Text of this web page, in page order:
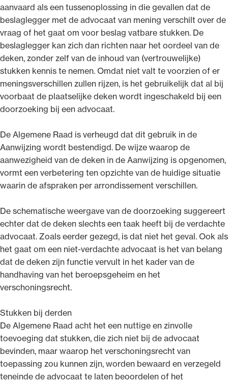
aanvaard als een tussenoplossing in die gevallen dat de
beslaglegger met de advocaat van mening verschilt over de
vraag of het gaat om voor beslag vatbare stukken. De
beslaglegger kan zich dan richten naar het oordeel van de
deken, zonder zelf van de inhoud van (vertrouwelijke)
stukken kennis te nemen. Omdat niet valt te voorzien of er
meningsverschillen zullen rijzen, is het gebruikelijk dat al bij
voorbaat de plaatselijke deken wordt ingeschakeld bij een
doorzoeking bij een advocaat.
De Algemene Raad is verheugd dat dit gebruik in de
Aanwijzing wordt bestendigd. De wijze waarop de
aanwezigheid van de deken in de Aanwijzing is opgenomen,
vormt een verbetering ten opzichte van de huidige situatie
waarin de afspraken per arrondissement verschillen.
De schematische weergave van de doorzoeking suggereert
echter dat de deken slechts een taak heeft bij de verdachte
advocaat. Zoals eerder gezegd, is dat niet het geval. Ook als
het gaat om een niet-verdachte advocaat is het van belang
dat de deken zijn functie vervult in het kader van de
handhaving van het beroepsgeheim en het
verschoningsrecht.
Stukken bij derden
De Algemene Raad acht het een nuttige en zinvolle
toevoeging dat stukken, die zich niet bij de advocaat
bevinden, maar waarop het verschoningsrecht van
toepassing zou kunnen zijn, worden bewaard en verzegeld
teneinde de advocaat te laten beoordelen of het